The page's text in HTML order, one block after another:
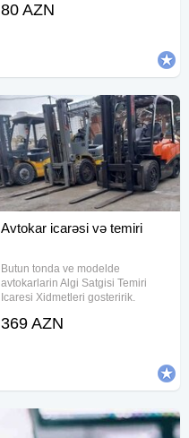
Evde Xırda işlərdən tutmuş Evin
80 AZN
Avtokar icarəsi və temiri
Butun tonda ve modelde
avtokarlarin Algi Satgisi Temiri
Icaresi Xidmetleri gosteririk.
369 AZN